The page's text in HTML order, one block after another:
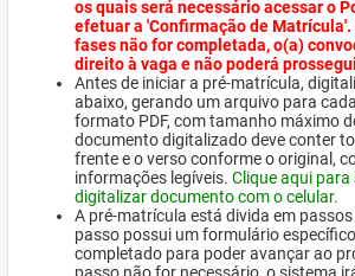
os quais será necessário acessar o
efetuar a 'Confirmação de Matrícula'.
fases não for completada, o(a)
direito à vaga e não poderá
Antes de iniciar a pré-matrícula,
abaixo, gerando um arquivo para
formato PDF, com tamanho máximo
documento digitalizado deve conter
frente e o verso conforme o original,
informações legíveis. Clique aqui
digitalizar documento com o celular.
A pré-matrícula está divida em
passo possui um formulário
completado para poder avançar ao